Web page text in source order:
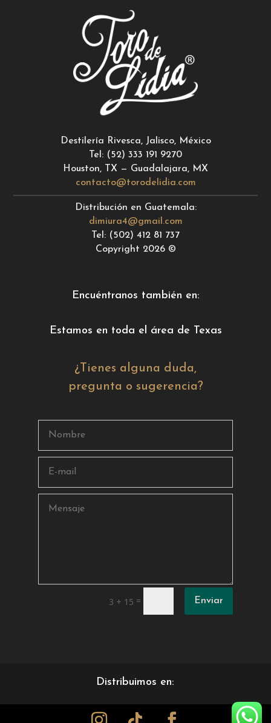
Destilería Rivesca, Jalisco, México
Tel: (52) 333 191 9270
Houston, TX — Guadalajara, MX
contacto@torodelidia.com
Distribución en Guatemala:
dimiura4@gmail.com
Tel: (502) 412 81 737
Copyright 2026 ©
Encuéntranos también en:
Estamos en toda el área de Texas
¿Tienes alguna duda,
pregunta o sugerencia?
3 + 15 = Enviar
Distribuimos en: